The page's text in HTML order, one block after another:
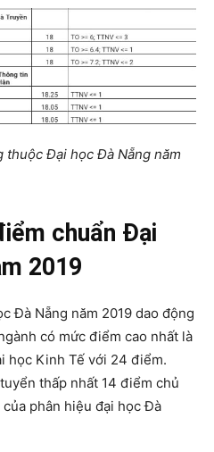
thuộc Đại học Đà Nẵng năm
chuẩn Đại
2019
Đà Nẵng năm 2019 dao động
có mức điểm cao nhất là
học Kinh Tế với 24 điểm.
thấp nhất 14 điểm chủ
phân hiệu đại học Đà